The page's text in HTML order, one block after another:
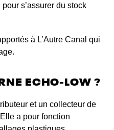
s’assurer du stock
à L’Autre Canal qui
ECHO-LOW ?
et un collecteur de
a pour fonction